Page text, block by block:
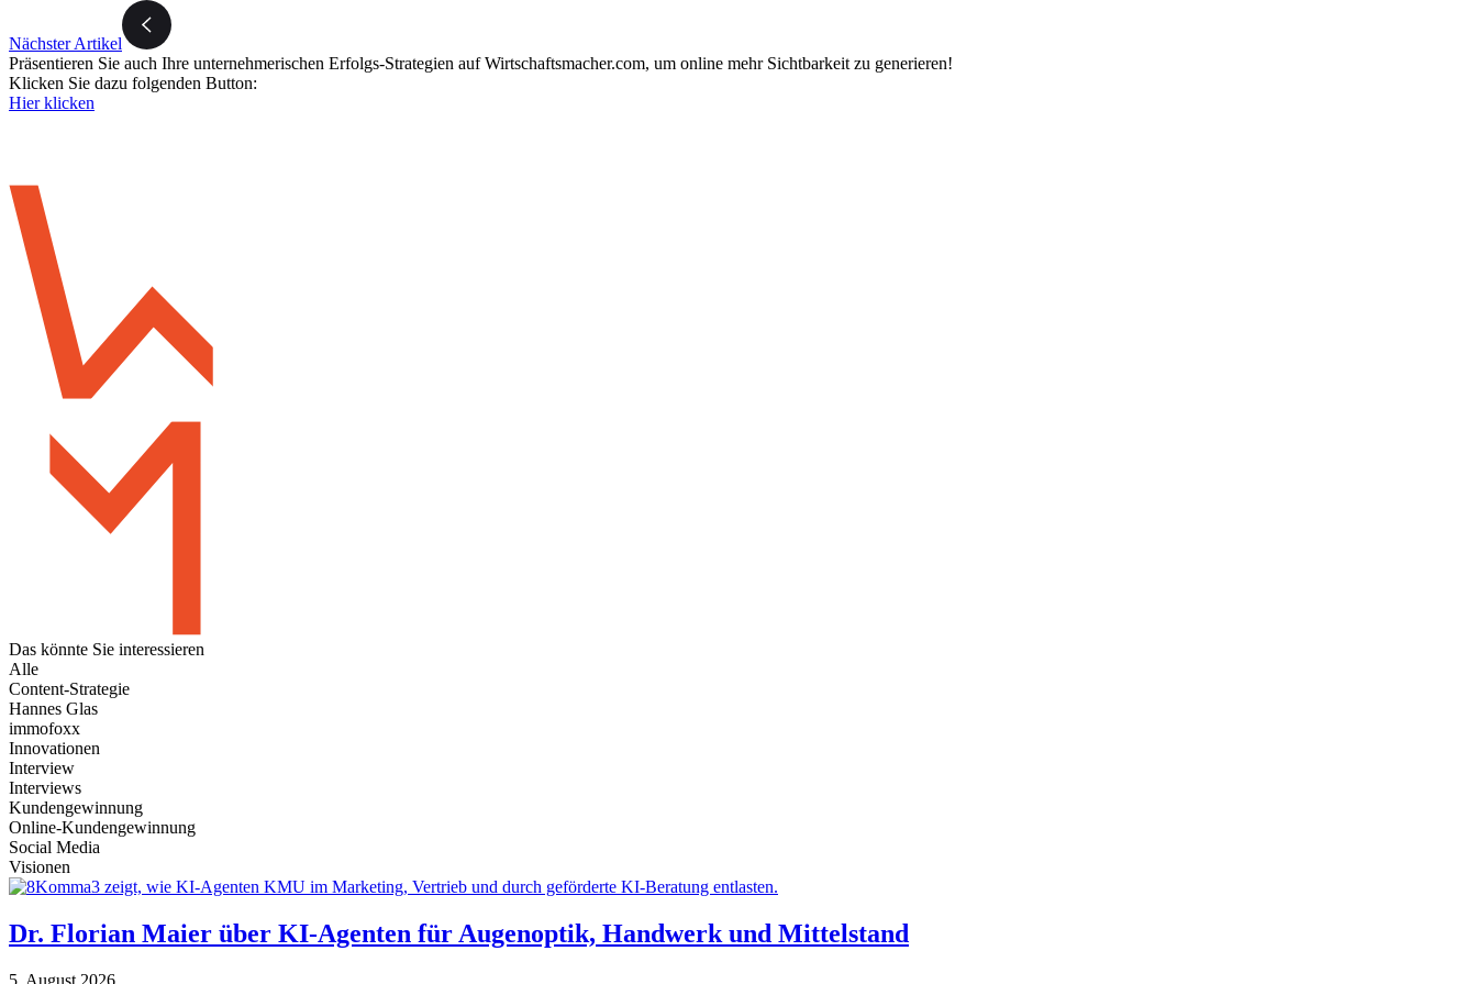
Nächster Artikel
Präsentieren Sie auch Ihre unternehmerischen Erfolgs-Strategien auf Wirtschaftsmacher.com, um online mehr Sichtbarkeit zu generieren!
Klicken Sie dazu folgenden Button:
Hier klicken
Das könnte Sie interessieren
Alle
Content-Strategie
Hannes Glas
immofoxx
Innovationen
Interview
Interviews
Kundengewinnung
Online-Kundengewinnung
Social Media
Visionen
Dr. Florian Maier über KI-Agenten für Augenoptik, Handwerk und Mittelstand
5. August 2026